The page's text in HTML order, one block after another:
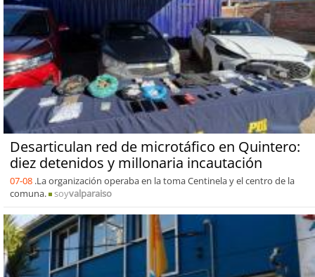
Desarticulan red de microtáfico en Quintero:
diez detenidos y millonaria incautación
07-08 .La organización operaba en la toma Centinela y el centro de la
comuna.
soyvalparaiso